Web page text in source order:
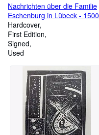
Nachrichten über die Familie
Eschenburg in Lübeck - 1500
bis 1910 - nebst Stammtafeln
und Weitere Nachrichten über
die Familie Eschenburg in
Lübeck insbesondere über die
September 1832 verstorbenen
Pastors Bernhard Eschenburg.
Hardcover
First Edition
Signed
Used